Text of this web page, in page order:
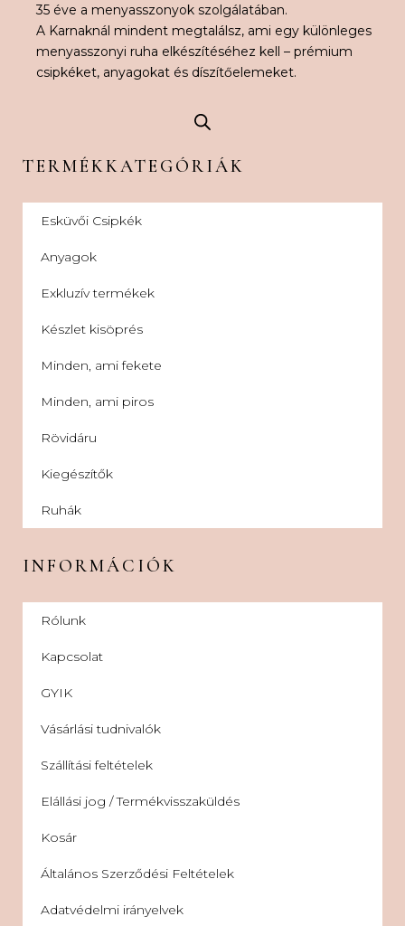
35 éve a menyasszonyok szolgálatában.
A Karnaknál mindent megtalálsz, ami egy különleges
menyasszonyi ruha elkészítéséhez kell – prémium
csipkéket, anyagokat és díszítőelemeket.
TERMÉKKATEGÓRIÁK
Esküvői Csipkék
Anyagok
Exkluzív termékek
Készlet kisöprés
Minden, ami fekete
Minden, ami piros
Rövidáru
Kiegészítők
Ruhák
INFORMÁCIÓK
Rólunk
Kapcsolat
GYIK
Vásárlási tudnivalók
Szállítási feltételek
Elállási jog / Termékvisszaküldés
Kosár
Általános Szerződési Feltételek
Adatvédelmi irányelvek